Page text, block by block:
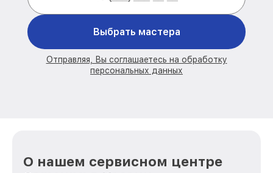
Выбрать мастера
Отправляя, Вы соглашаетесь на обработку
персональных данных
О нашем сервисном центре